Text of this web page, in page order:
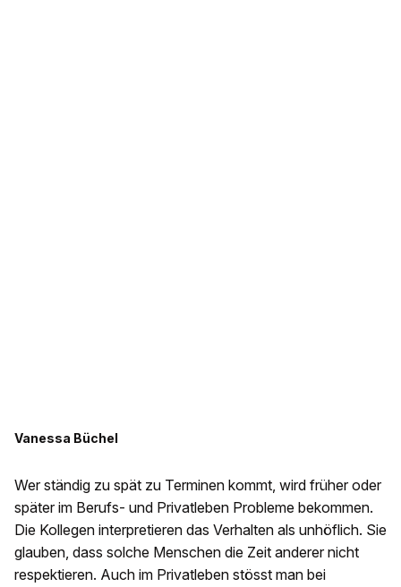
Vanessa Büchel
Wer ständig zu spät zu Terminen kommt, wird früher oder
später im Berufs- und Privatleben Probleme bekommen.
Die Kollegen interpretieren das Verhalten als unhöflich. Sie
glauben, dass solche Menschen die Zeit anderer nicht
respektieren. Auch im Privatleben stösst man bei